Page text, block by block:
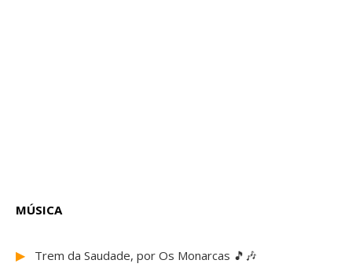
MÚSICA
▶ Trem da Saudade, por Os Monarcas 🎵🎶